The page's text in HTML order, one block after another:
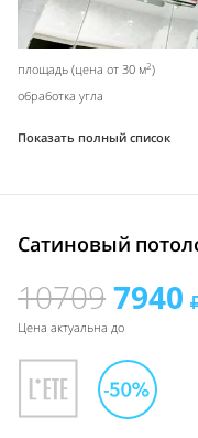
площадь (цена от 30 м2)
обработка угла
Показать полный список
Сатиновый
107097940
Цена актуальна до